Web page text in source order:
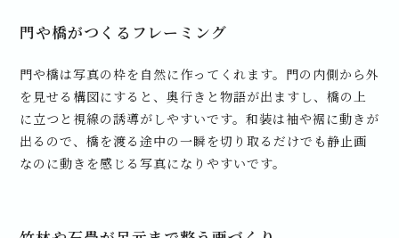
門や橋がつくるフレーミング
門や橋は写真の枠を自然に作ってくれます。門の内側から外
を見せる構図にすると、奥行きと物語が出ますし、橋の上
に立つと視線の誘導がしやすいです。和装は袖や裾に動きが
出るので、橋を渡る途中の一瞬を切り取るだけでも静止画
なのに動きを感じる写真になりやすいです。